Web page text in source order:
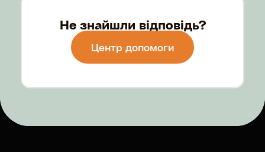
Не знайшли відповідь?
Центр допомоги